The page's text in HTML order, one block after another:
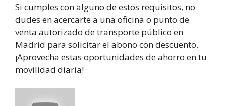
Si cumples con alguno de estos requisitos, no
dudes en acercarte a una oficina o punto de
venta autorizado de transporte público en
Madrid para solicitar el abono con descuento.
¡Aprovecha estas oportunidades de ahorro en tu
movilidad diaria!